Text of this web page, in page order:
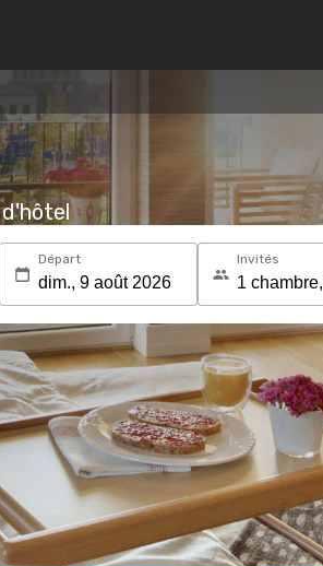
Départ Invités